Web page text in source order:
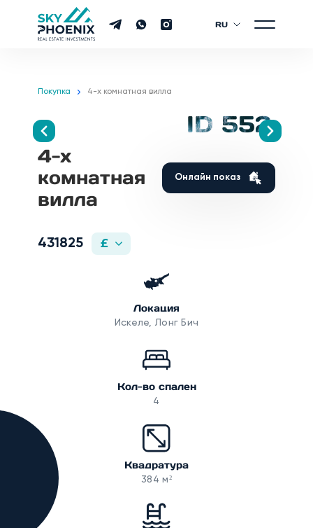
RU
ID 552
Покупка 4-х комнатная вилла
4-х
комнатная
вилла
Онлайн показ
431825 £
Локация
Искеле, Лонг Бич
Кол-во спален
4
Квадратура
384 м²